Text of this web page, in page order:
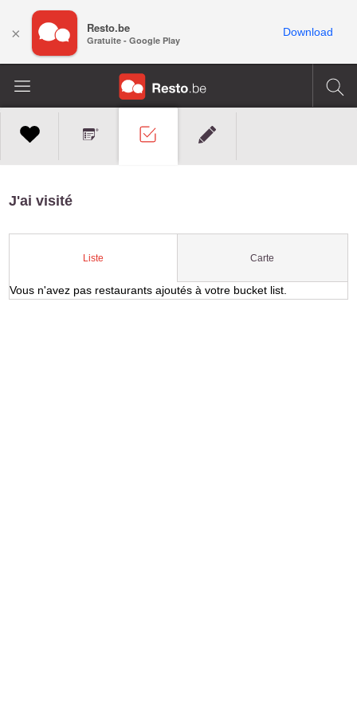
J'ai visité
Liste Carte
Vous n'avez pas restaurants ajoutés à votre bucket list.
× Resto.be
Gratuite - Google Play
Download